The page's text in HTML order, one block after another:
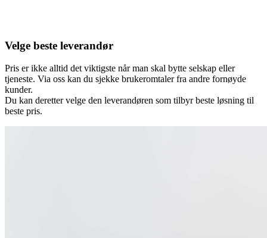
Velge beste leverandør
Pris er ikke alltid det viktigste når man skal bytte selskap eller
tjeneste. Via oss kan du sjekke brukeromtaler fra andre fornøyde
kunder.
Du kan deretter velge den leverandøren som tilbyr beste løsning til
beste pris.